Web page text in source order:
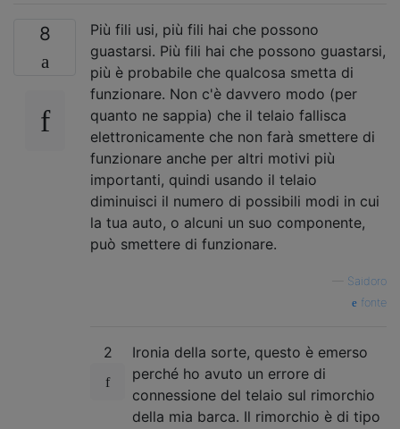
8
Più fili usi, più fili hai che possono
guastarsi. Più fili hai che possono guastarsi,
più è probabile che qualcosa smetta di
funzionare. Non c'è davvero modo (per
quanto ne sappia) che il telaio fallisca
elettronicamente che non farà smettere di
funzionare anche per altri motivi più
importanti, quindi usando il telaio
diminuisci il numero di possibili modi in cui
la tua auto, o alcuni un suo componente,
può smettere di funzionare.
Saidoro
fonte
2
Ironia della sorte, questo è emerso
perché ho avuto un errore di
connessione del telaio sul rimorchio
della mia barca. Il rimorchio è di tipo